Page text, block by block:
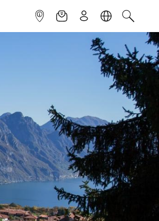
INFOPOINTNEWSLETTER
ISCRIVITILINGUACERCA